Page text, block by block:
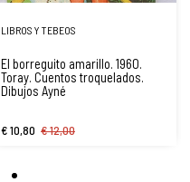
LIBROS Y TEBEOS
El borreguito amarillo. 1960.
Toray. Cuentos troquelados.
Dibujos Ayné
€ 10,80 € 12,00